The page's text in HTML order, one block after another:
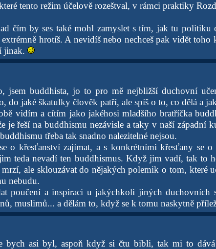
tento režim účelově rozeštval, v rámci praktiky
čím by ses také mohl zamyslet s tím, jak tu politiku
hrotíš. A nevidíš nebo nechceš pak vidět toho
jinak.
jsem buddhista, jo to pro mě nejbližší duchovní
do jaké škatulky člověk patří, ale spíš o to, co dělá a
vidím a cítím jako jakéhosi mladšího bratříčka
je řeší na buddhismu nezávisle a taky v naší západní
třeba tak snadno nalezitelné nejsou.
o křesťanství zajímat, a s konkrétními křesťany se o
teda nevadí ten buddhismus. Když jim vadí, tak to
ale sklouzávat do nějakých polemik o tom, které
nebudu.
poučení a inspiraci u jakýchkoli jiných duchovních
muslimů... a dělám to, když se k tomu naskytně
bych asi byl, aspoň když si čtu bibli, tak mi to